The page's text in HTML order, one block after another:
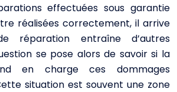
effectuées sous garantie
réalisées correctement, il arrive
réparation entraîne d’autres
se pose alors de savoir si la
en charge ces dommages
situation est souvent une zone